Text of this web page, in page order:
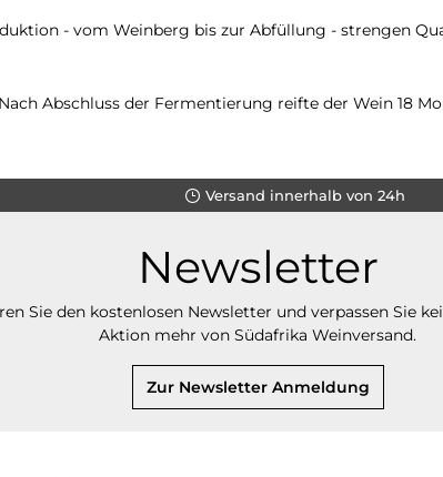
- vom Weinberg bis zur Abfüllung - strengen
Abschluss der Fermentierung reifte der Wein 18
Versand innerhalb von 24h
Newsletter
Sie den kostenlosen Newsletter und verpassen Sie
Aktion mehr von Südafrika Weinversand.
Zur Newsletter Anmeldung